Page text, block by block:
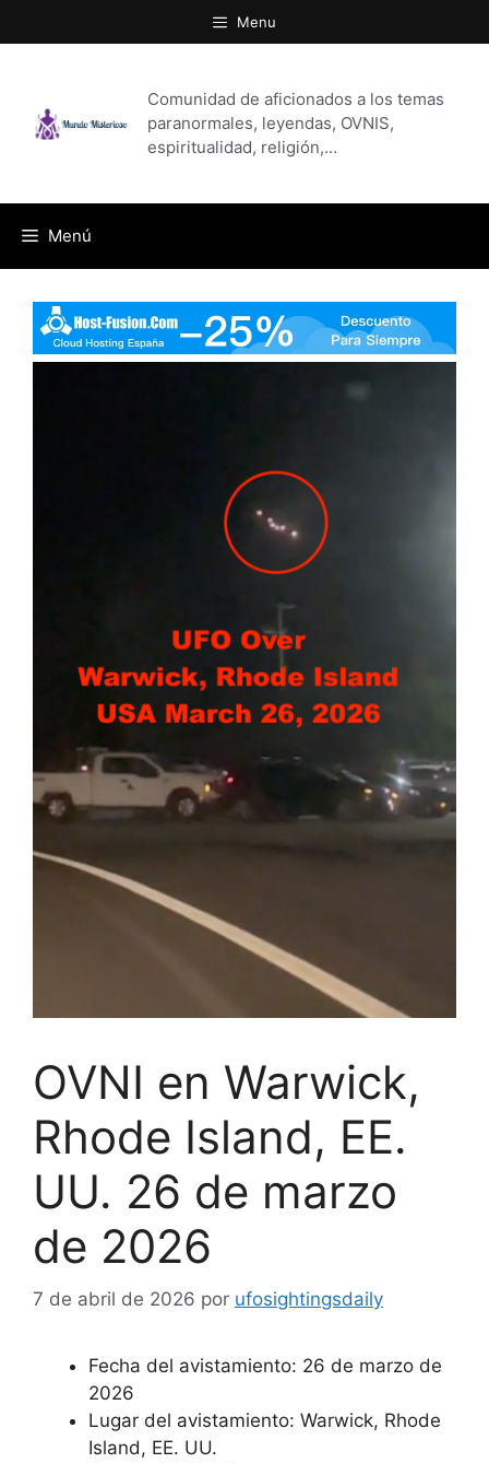
al
Menu
Comunidad de aficionados a los temas
paranormales, leyendas, OVNIS,
espiritualidad, religión,…
Menú
OVNI en Warwick,
Rhode Island, EE.
UU. 26 de marzo
de 2026
7 de abril de 2026 por ufosightingsdaily
Fecha del avistamiento: 26 de marzo de
2026
Lugar del avistamiento: Warwick, Rhode
Island, EE. UU.